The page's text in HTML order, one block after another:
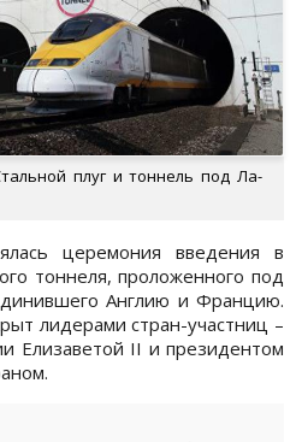
плуг и тоннель под Ла-
церемония введения в
тоннеля, проложенного под
Англию и Францию.
лидерами стран-участниц –
Елизаветой II и президентом